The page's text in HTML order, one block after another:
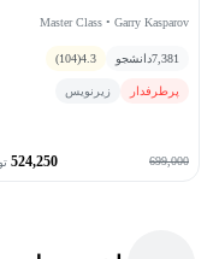
بخش مقدماتی – شروع
آموزش قوانین و نحوه
آشنایی با صفحه شطرنج
بخش استراتژیک – تسلط
مفاهیم دفاعی و حمله
Master Class • Garry Kasparov
7,381دانشجو 4.3
(104)
پرطرفدار زیرنویس
699,000
524,250